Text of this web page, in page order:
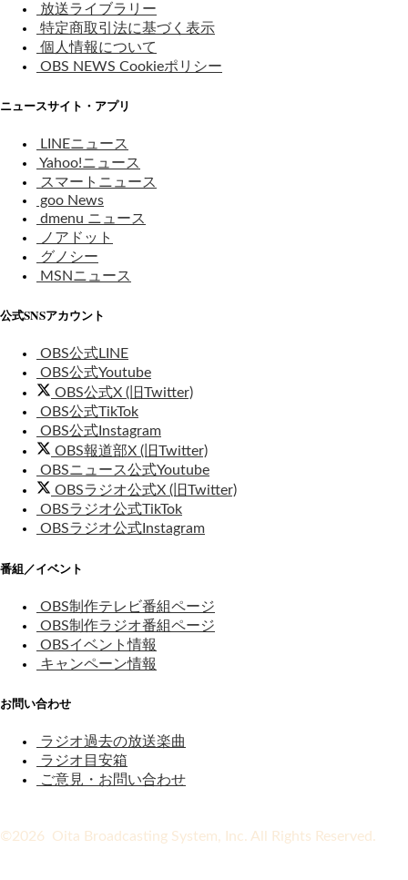
放送ライブラリー
特定商取引法に基づく表示
個人情報について
OBS NEWS Cookieポリシー
ニュースサイト・アプリ
LINEニュース
Yahoo!ニュース
スマートニュース
goo News
dmenu ニュース
ノアドット
グノシー
MSNニュース
公式SNSアカウント
OBS公式LINE
OBS公式Youtube
OBS公式X (旧Twitter)
OBS公式TikTok
OBS公式Instagram
OBS報道部X (旧Twitter)
OBSニュース公式Youtube
OBSラジオ公式X (旧Twitter)
OBSラジオ公式TikTok
OBSラジオ公式Instagram
番組／イベント
OBS制作テレビ番組ページ
OBS制作ラジオ番組ページ
OBSイベント情報
キャンペーン情報
お問い合わせ
ラジオ過去の放送楽曲
ラジオ目安箱
ご意見・お問い合わせ
©2026 Oita Broadcasting System, Inc. All Rights Reserved.